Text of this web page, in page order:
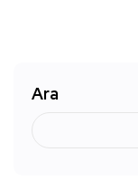
Ara